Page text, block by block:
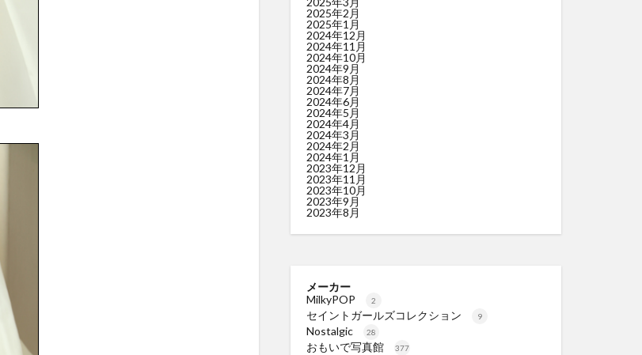
2025年2月
2025年1月
2024年12月
2024年11月
2024年10月
2024年9月
2024年8月
2024年7月
2024年6月
2024年5月
2024年4月
2024年3月
2024年2月
2024年1月
2023年12月
2023年11月
2023年10月
2023年9月
2023年8月
メーカー
MilkyPOP
2
セイントガールズコレクション 9
Nostalgic 28
おもいで写真館 377